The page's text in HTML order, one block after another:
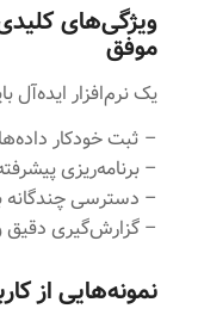
ویژگی‌های
موفق
یک نرم‌افزار ایده‌آل
– ثبت خودکار
– برنامه‌ریزی
– دسترسی چندگانه
– گزارش‌گیری دقیق
نمونه‌هایی از